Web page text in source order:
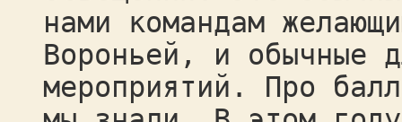
нами командам
Вороньей, и обычные
мероприятий. Про